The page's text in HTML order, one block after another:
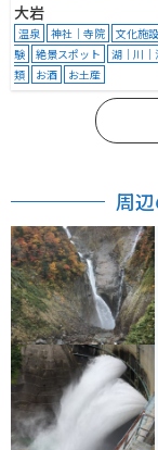
大岩
温泉 神社｜寺院 文化施設
験
絶景スポット 湖｜川｜
類
お酒 お土産
周